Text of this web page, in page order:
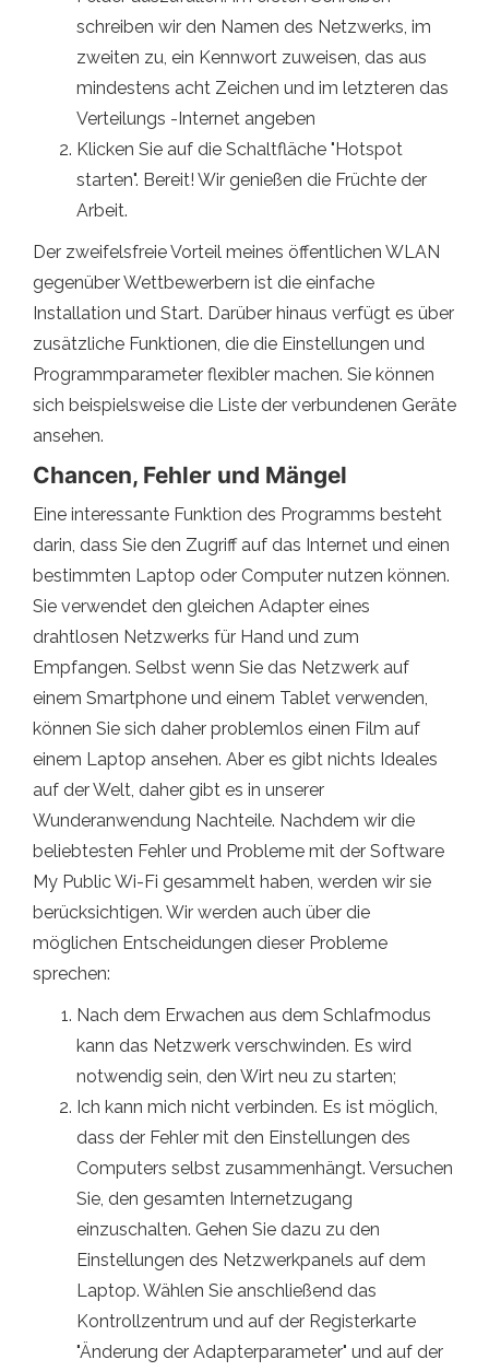
schreiben wir den Namen des Netzwerks, im
zweiten zu, ein Kennwort zuweisen, das aus
mindestens acht Zeichen und im letzteren das
Verteilungs -Internet angeben
Klicken Sie auf die Schaltfläche "Hotspot
starten". Bereit! Wir genießen die Früchte der
Arbeit.
Der zweifelsfreie Vorteil meines öffentlichen WLAN
gegenüber Wettbewerbern ist die einfache
Installation und Start. Darüber hinaus verfügt es über
zusätzliche Funktionen, die die Einstellungen und
Programmparameter flexibler machen. Sie können
sich beispielsweise die Liste der verbundenen Geräte
ansehen.
Chancen, Fehler und Mängel
Eine interessante Funktion des Programms besteht
darin, dass Sie den Zugriff auf das Internet und einen
bestimmten Laptop oder Computer nutzen können.
Sie verwendet den gleichen Adapter eines
drahtlosen Netzwerks für Hand und zum
Empfangen. Selbst wenn Sie das Netzwerk auf
einem Smartphone und einem Tablet verwenden,
können Sie sich daher problemlos einen Film auf
einem Laptop ansehen. Aber es gibt nichts Ideales
auf der Welt, daher gibt es in unserer
Wunderanwendung Nachteile. Nachdem wir die
beliebtesten Fehler und Probleme mit der Software
My Public Wi-Fi gesammelt haben, werden wir sie
berücksichtigen. Wir werden auch über die
möglichen Entscheidungen dieser Probleme
sprechen:
Nach dem Erwachen aus dem Schlafmodus
kann das Netzwerk verschwinden. Es wird
notwendig sein, den Wirt neu zu starten;
Ich kann mich nicht verbinden. Es ist möglich,
dass der Fehler mit den Einstellungen des
Computers selbst zusammenhängt. Versuchen
Sie, den gesamten Internetzugang
einzuschalten. Gehen Sie dazu zu den
Einstellungen des Netzwerkpanels auf dem
Laptop. Wählen Sie anschließend das
Kontrollzentrum und auf der Registerkarte
"Änderung der Adapterparameter" und auf der